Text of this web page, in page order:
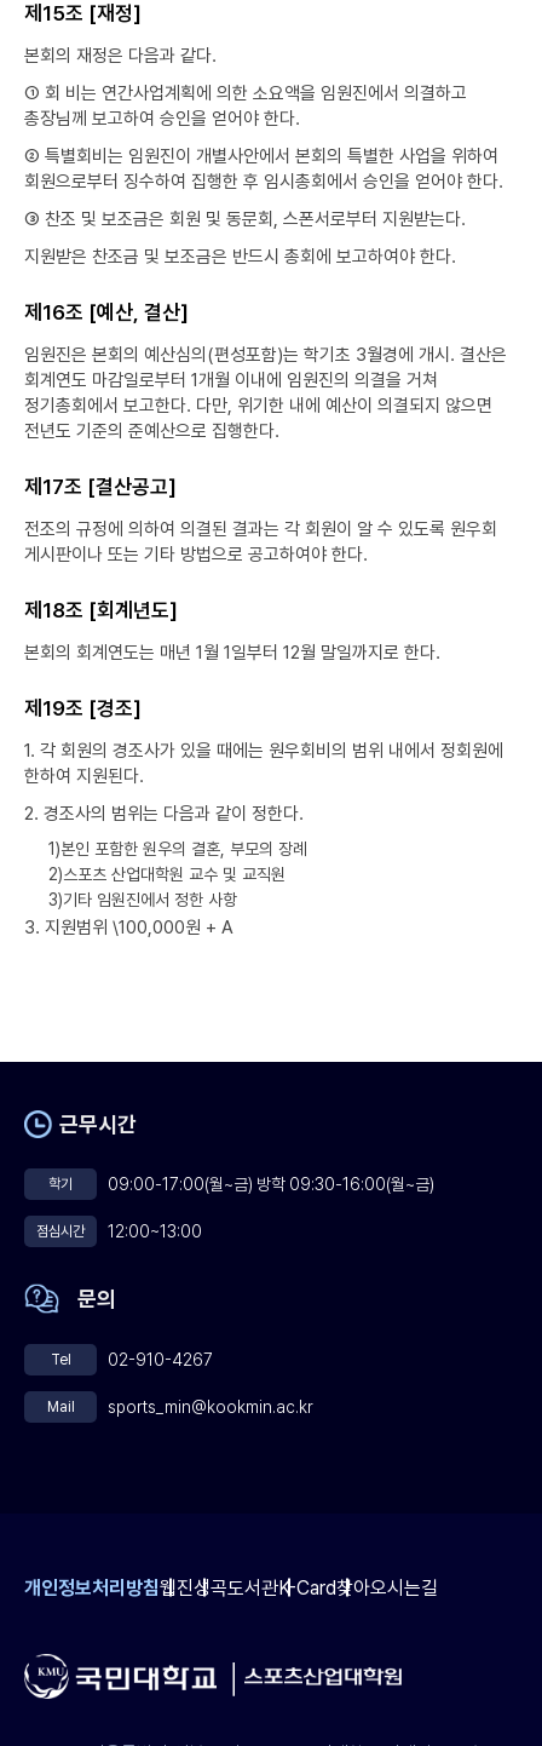
제15조 [재정]
본회의 재정은 다음과 같다.
① 회 비는 연간사업계획에 의한 소요액을 임원진에서 의결하고
총장님께 보고하여 승인을 얻어야 한다.
② 특별회비는 임원진이 개별사안에서 본회의 특별한 사업을 위하여
회원으로부터 징수하여 집행한 후 임시총회에서 승인을 얻어야 한다.
③ 찬조 및 보조금은 회원 및 동문회, 스폰서로부터 지원받는다.
지원받은 찬조금 및 보조금은 반드시 총회에 보고하여야 한다.
제16조 [예산, 결산]
임원진은 본회의 예산심의(편성포함)는 학기초 3월경에 개시. 결산은
회계연도 마감일로부터 1개월 이내에 임원진의 의결을 거쳐
정기총회에서 보고한다. 다만, 위기한 내에 예산이 의결되지 않으면
전년도 기준의 준예산으로 집행한다.
제17조 [결산공고]
전조의 규정에 의하여 의결된 결과는 각 회원이 알 수 있도록 원우회
게시판이나 또는 기타 방법으로 공고하여야 한다.
제18조 [회계년도]
본회의 회계연도는 매년 1월 1일부터 12월 말일까지로 한다.
제19조 [경조]
1. 각 회원의 경조사가 있을 때에는 원우회비의 범위 내에서 정회원에
한하여 지원된다.
2. 경조사의 범위는 다음과 같이 정한다.
1)본인 포함한 원우의 결혼, 부모의 장례
2)스포츠 산업대학원 교수 및 교직원
3)기타 임원진에서 정한 사항
3. 지원범위 \100,000원 + A
개인정보처리방침웹진성곡도서관K-Card찾아오시는길
근무시간
학기 09:00-17:00(월~금) 방학 09:30-16:00(월~금)
점심시간 12:00~13:00
문의
Tel 02-910-4267
Mail sports_min@kookmin.ac.kr